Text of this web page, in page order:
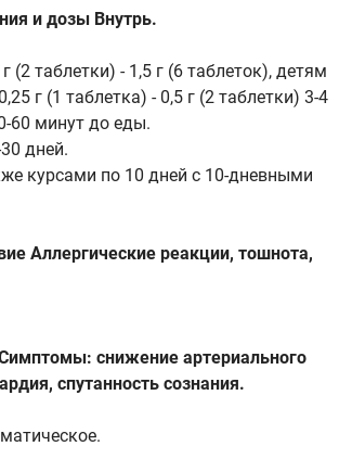
и дозы Внутрь.
(2 таблетки) - 1,5 г (6 таблеток), детям
г (1 таблетка) - 0,5 г (2 таблетки) 3-4
60 минут до еды.
дней.
курсами по 10 дней с 10-дневными
Аллергические реакции, тошнота,
снижение артериального
спутанность сознания.